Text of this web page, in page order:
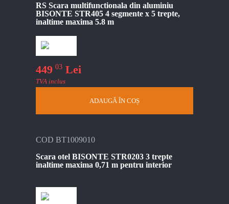
RS Scara multifunctionala din aluminiu
BISONTE STR405 4 segmente x 5 trepte,
inaltime maxima 5.8 m
449 03 Lei
TVA inclus
ADAUGĂ ÎN COȘ
COD BT1009010
Scara otel BISONTE STR0203 3 trepte
inaltime maxima 0,71 m pentru interior